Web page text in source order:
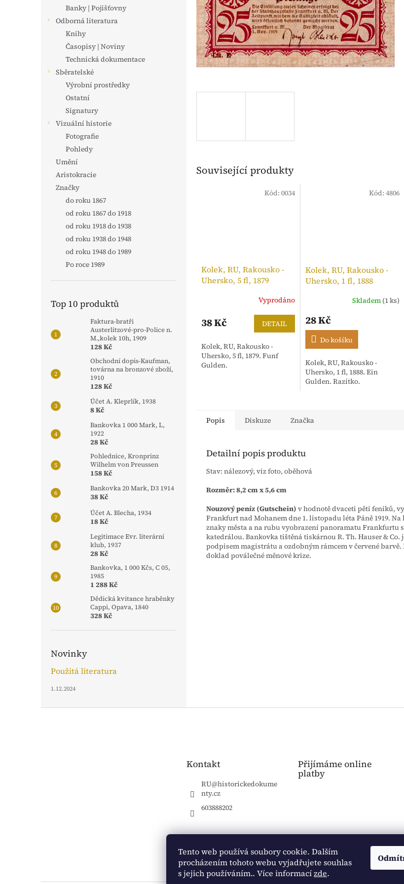
Tento web používá soubory cookie. Dalším
procházením tohoto webu vyjadřujete souhlas
s jejich používáním.. Více informacízde.
Banky | Pojišťovny
Odborná literatura
Knihy
Časopisy | Noviny
Technická dokumentace
Sběratelské
Výrobní prostředky
Ostatní
Signatury
Vizuální historie
Fotografie
Pohledy
Umění
Aristokracie
Značky
do roku 1867
od roku 1867 do 1918
od roku 1918 do 1938
od roku 1938 do 1948
od roku 1948 do 1989
Po roce 1989
Top 10 produktů
Faktura-bratři
Austerlitzové-pro-Police n.
M.,kolek 10h, 1909
128 Kč
Obchodní dopis-Kaufman,
továrna na bronzové zboží,
1910
128 Kč
Účet A. Kleprlík, 1938
8 Kč
Bankovka 1 000 Mark, L,
1922
28 Kč
Pohlednice, Kronprinz
Wilhelm von Preussen
158 Kč
Bankovka 20 Mark, D3 1914
38 Kč
Účet A. Blecha, 1934
18 Kč
Legitimace Evr. literární
klub, 1937
28 Kč
Bankovka, 1 000 Kčs, C 05,
1985
1 288 Kč
Dědická kvitance hraběnky
Cappi, Opava, 1840
328 Kč
Novinky
Použitá literatura
1.12.2024
Související produkty
Kolek, RU, Rakousko -
Uhersko, 5 fl, 1879
Vyprodáno
38 Kč DETAIL
Kolek, RU, Rakousko -
Uhersko, 5 fl, 1879. Funf
Gulden.
Kód: 0034
Kolek, RU, Rakousko -
Uhersko, 1 fl, 1888
Skladem (1 ks)
28 Kč
Do košíku
Kolek, RU, Rakousko -
Uhersko, 1 fl, 1888. Ein
Gulden. Razítko.
Kód: 4806
Popis Diskuze Značka
Detailní popis produktu
Stav: nálezový, viz foto, oběhová
Rozměr: 8,2 cm x 5,6 cm
Nouzový peníz (Gutschein) v hodnotě dvaceti pěti feniků,
Frankfurt nad Mohanem dne 1. listopadu léta Páně 1919.
znaky města a na rubu vyobrazení panoramatu Frankfurtu
katedrálou. Bankovka tištěná tiskárnou R. Th. Hauser & Co.
podpisem magistrátu a ozdobným rámcem v červené barvě.
doklad poválečné měnové krize.
Kontakt
RU@historickedokume
nty.cz
603888202
Přijímáme online
platby
Blog Sportantique.cz Sportovní sbírky